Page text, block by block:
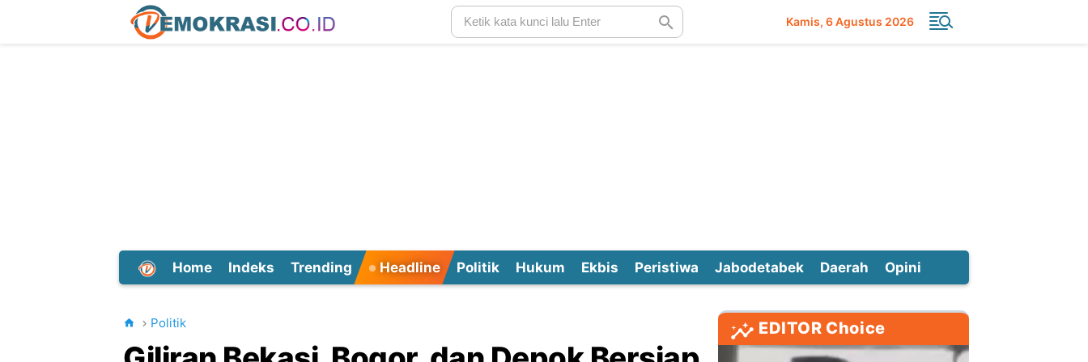
Kamis 6 Agustus 2026
Home Indeks Trending Headline Politik Hukum Ekbis Peristiwa Jabodetabek Daerah Opini
Politik EDITOR Choice